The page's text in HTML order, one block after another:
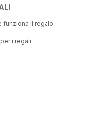
funziona il regalo
i regali